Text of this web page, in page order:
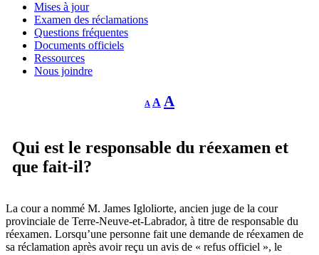
Mises à jour
Examen des réclamations
Questions fréquentes
Documents officiels
Ressources
Nous joindre
A
Decrease
font
A Reset
font
A
Qui est le responsable du réexamen et
que fait-il?
La cour a nommé M. James Igloliorte, ancien juge de la cour
provinciale de Terre-Neuve-et-Labrador, à titre de responsable du
réexamen. Lorsqu’une personne fait une demande de réexamen de
sa réclamation après avoir reçu un avis de « refus officiel », le